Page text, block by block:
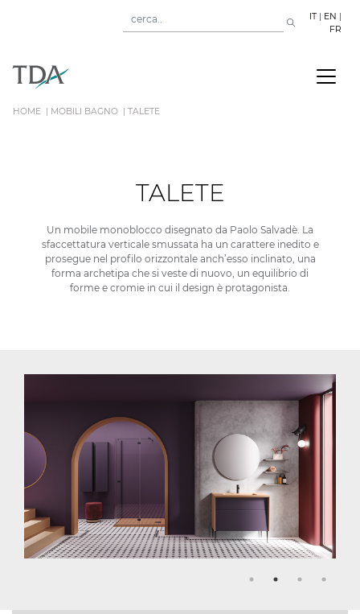
IT| EN |
FR
HOME MOBILI BAGNO TALETE
TALETE
Un mobile monoblocco disegnato da Paolo Salvadè. La
sfaccettatura verticale smussata ha un carattere inedito e
prosegue nel profilo orizzontale anch’esso inclinato, una
forma archetipa che si veste di nuovo, un equilibrio di
forme e cromie in cui il design è protagonista.